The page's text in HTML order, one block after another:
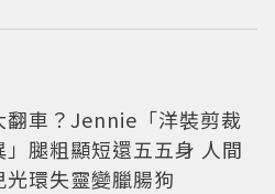
翻車？Jennie「洋裝剪裁
」腿粗顯短還五五身 人間
光環失靈變臘腸狗